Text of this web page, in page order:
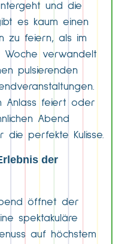
und die
es kaum einen
zu feiern, als im
Woche verwandelt
pulsierenden
Anlass feiert oder
Abend
perfekte Kulisse.
der
öffnet der
spektakuläre
auf höchstem